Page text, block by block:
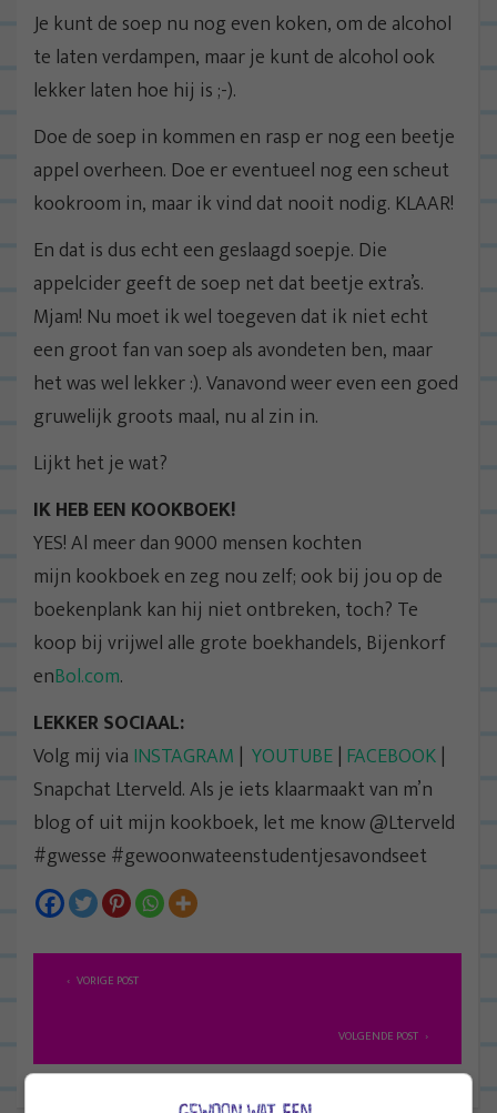
Je kunt de soep nu nog even koken, om de alcohol
te laten verdampen, maar je kunt de alcohol ook
lekker laten hoe hij is ;-).
Doe de soep in kommen en rasp er nog een beetje
appel overheen. Doe er eventueel nog een scheut
kookroom in, maar ik vind dat nooit nodig. KLAAR!
En dat is dus echt een geslaagd soepje. Die
appelcider geeft de soep net dat beetje extra’s.
Mjam! Nu moet ik wel toegeven dat ik niet echt
een groot fan van soep als avondeten ben, maar
het was wel lekker :). Vanavond weer even een goed
gruwelijk groots maal, nu al zin in.
Lijkt het je wat?
IK HEB EEN KOOKBOEK!
YES! Al meer dan 9000 mensen kochten
mijn kookboek en zeg nou zelf; ook bij jou op de
boekenplank kan hij niet ontbreken, toch? Te
koop bij vrijwel alle grote boekhandels, Bijenkorf
enBol.com.
LEKKER SOCIAAL:
Volg mij via INSTAGRAM | YOUTUBE | FACEBOOK |
Snapchat Lterveld. Als je iets klaarmaakt van m’n
blog of uit mijn kookboek, let me know @Lterveld
#gwesse #gewoonwateenstudentjesavondseet
i
VORIGE POST
VOLGENDE POST